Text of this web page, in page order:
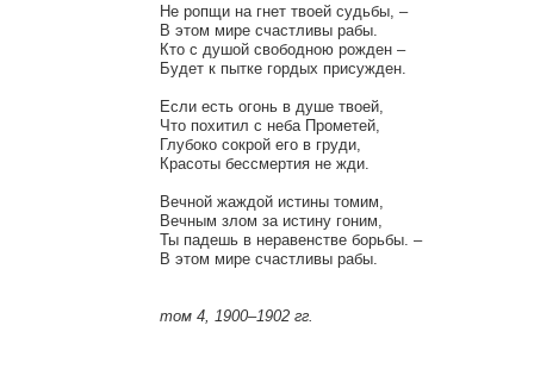
Не ропщи на гнет твоей судьбы, –
В этом мире счастливы рабы.
Кто с душой свободною рожден –
Будет к пытке гордых присужден.
Если есть огонь в душе твоей,
Что похитил с неба Прометей,
Глубоко сокрой его в груди,
Красоты бессмертия не жди.
Вечной жаждой истины томим,
Вечным злом за истину гоним,
Ты падешь в неравенстве борьбы. –
В этом мире счастливы рабы.
том 4, 1900–1902 гг.